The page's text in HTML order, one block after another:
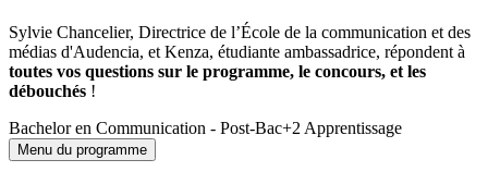
Sylvie Chancelier, Directrice de l’École de la communication et des
médias d'Audencia, et Kenza, étudiante ambassadrice, répondent à
toutes vos questions sur le programme, le concours, et les
débouchés !
Bachelor en Communication - Post-Bac+2 Apprentissage
Menu du programme